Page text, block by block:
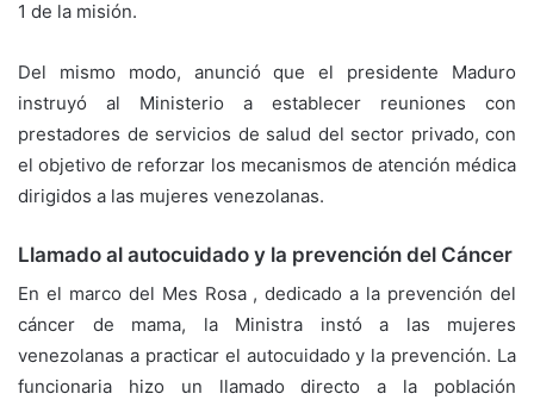
1 de la misión.
Del mismo modo, anunció que el presidente Maduro
instruyó al Ministerio a establecer reuniones con
prestadores de servicios de salud del sector privado, con
el objetivo de reforzar los mecanismos de atención médica
dirigidos a las mujeres venezolanas.
Llamado al autocuidado y la prevención del Cáncer
En el marco del Mes Rosa , dedicado a la prevención del
cáncer de mama, la Ministra instó a las mujeres
venezolanas a practicar el autocuidado y la prevención. La
funcionaria hizo un llamado directo a la población